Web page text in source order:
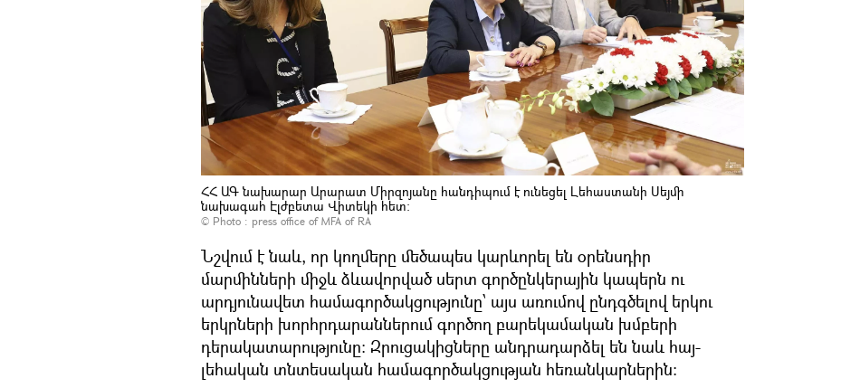
ՀՀ ԱԳ նախարար Արարատ Միրզոյանը հանդիպում է ունեցել Լեհաստանի Սեյմի
նախագահ Էլժբետա Վիտեկի հետ։
© Photo : press office of MFA of RA
Նշվում է նաև, որ կողմերը մեծապես կարևորել են օրենսդիր
մարմինների միջև ձևավորված սերտ գործընկերային կապերն ու
արդյունավետ համագործակցությունը՝ այս առումով ընդգծելով երկու
երկրների խորհրդարաններում գործող բարեկամական խմբերի
դերակատարությունը։ Զրուցակիցները անդրադարձել են նաև հայ-
լեհական տնտեսական համագործակցության հեռանկարներին։